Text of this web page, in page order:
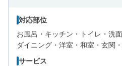
対応部位
お風呂・ キッチン・ トイレ・ 洗
ダイニング・ 洋室・ 和室・ 玄関・
サービス